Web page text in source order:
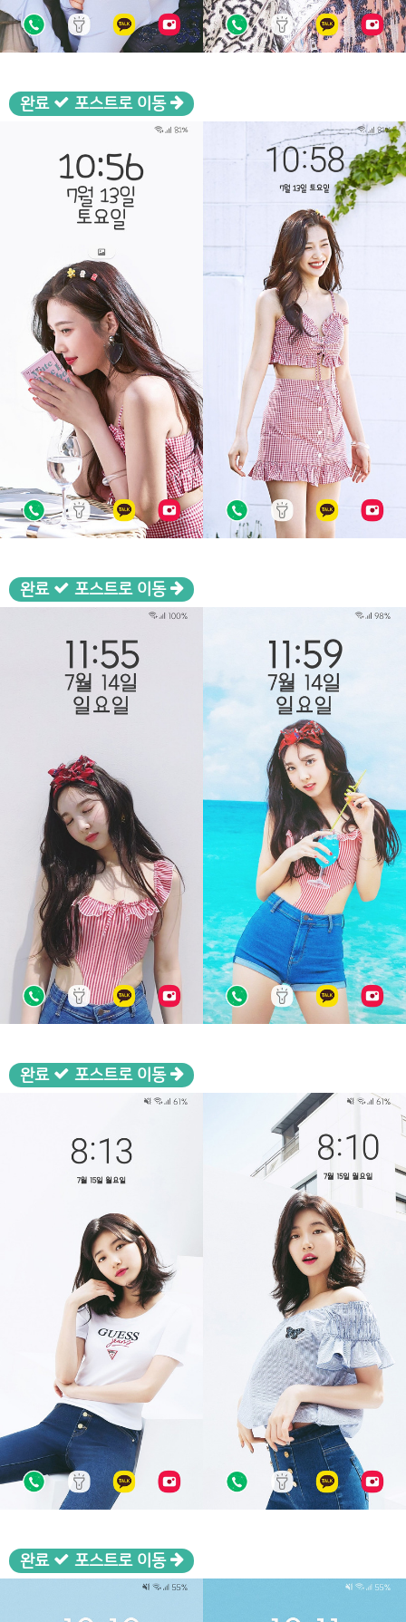
완료 포스트로 이동
완료 포스트로 이동
완료 포스트로 이동
완료 포스트로 이동